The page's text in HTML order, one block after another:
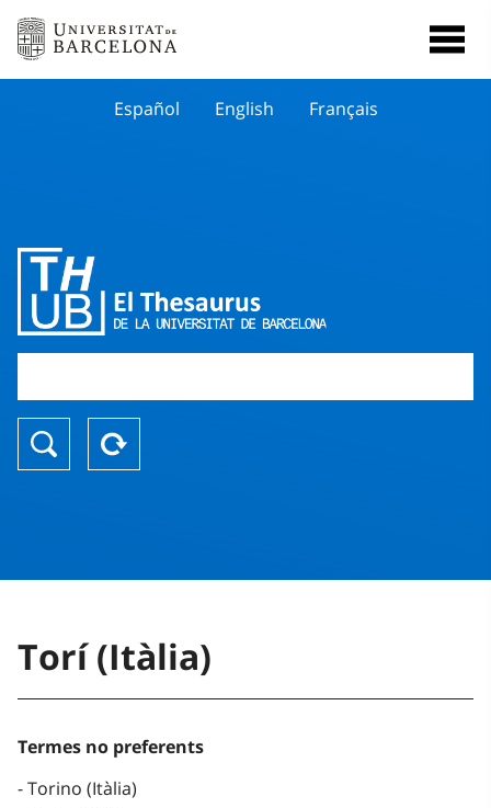
Español English Français
Torí (Itàlia)
Termes no preferents
Torino (Itàlia)